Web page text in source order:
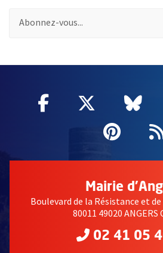
Facebook
, Ouvre une
Twitter
, Ouvre
,
,
Mairie
Boulevard de la Résistance et
80011 49020 ANGERS
02 41 05